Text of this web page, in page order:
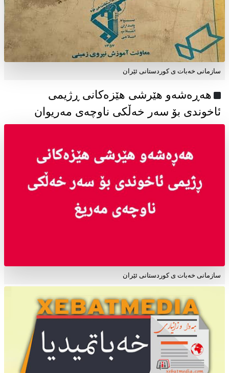
سازمانی خەبات ی كوردستانی ئێران
هەڕەشەو هێرشی هێزەکانی ڕژیمی
ئاخوندی بۆ سەر خەڵکی ناوچەی مەریوان
سازمانی خەبات ی کوردستانی ئێران